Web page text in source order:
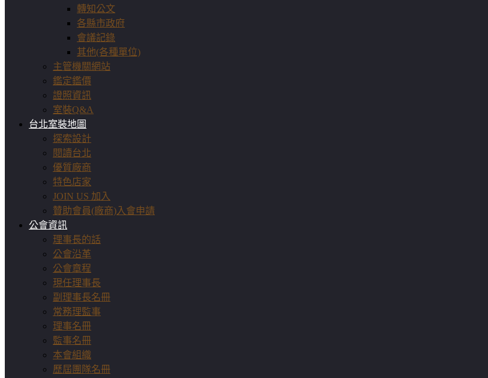
轉知公文
各縣市政府
會議記錄
其他(各種單位)
主管機關網站
鑑定鑑價
證照資訊
室裝Q&A
台北室裝地圖
探索設計
閱讀台北
優質廠商
特色店家
JOIN US 加入
贊助會員(廠商)入會申請
公會資訊
理事長的話
公會沿革
公會章程
現任理事長
副理事長名冊
常務理監事
理事名冊
監事名冊
本會組織
歷屆團隊名冊